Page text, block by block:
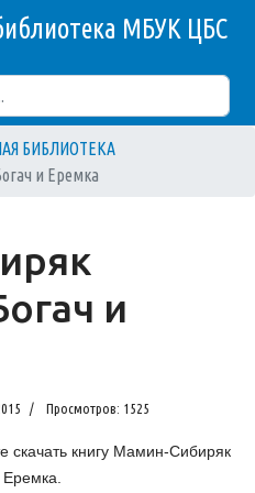
МБУК ЦБС
БИБЛИОТЕКА
и Еремка
и
Просмотров: 1525
скачать книгу Мамин-Сибиряк